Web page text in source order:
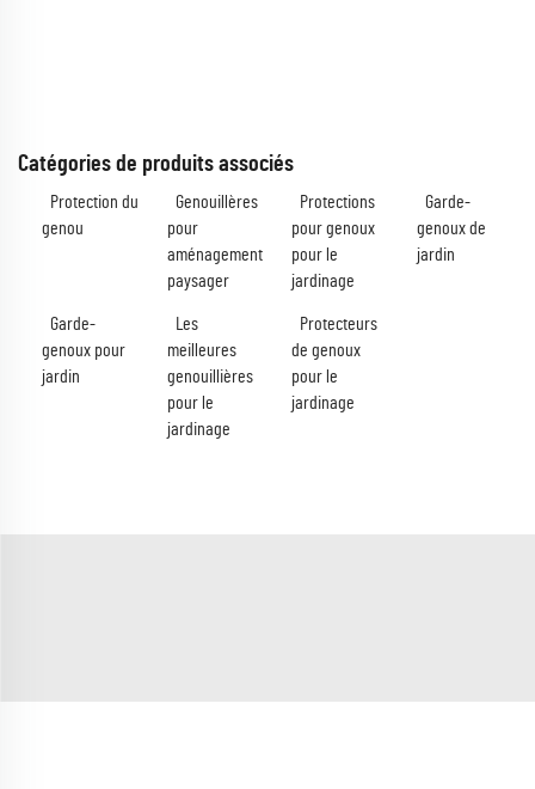
Catégories de produits associés
Protection du
genou
Genouillères
pour
aménagement
paysager
Protections
pour genoux
pour le
jardinage
Garde-
genoux de
jardin
Garde-
genoux pour
jardin
Les
meilleures
genouillières
pour le
jardinage
Protecteurs
de genoux
pour le
jardinage